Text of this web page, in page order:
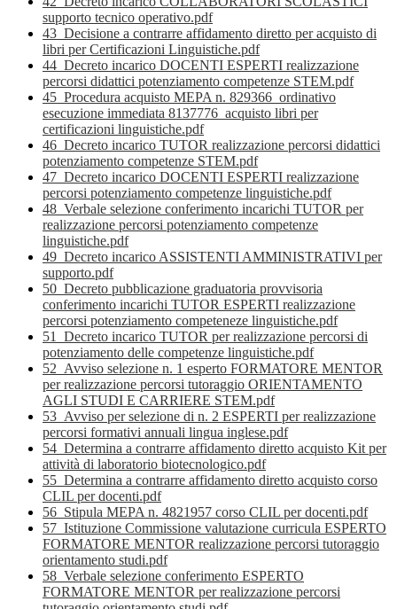
supporto tecnico operativo.pdf
43_Decisione a contrarre affidamento diretto per acquisto di
libri per Certificazioni Linguistiche.pdf
44_Decreto incarico DOCENTI ESPERTI realizzazione
percorsi didattici potenziamento competenze STEM.pdf
45_Procedura acquisto MEPA n. 829366_ordinativo
esecuzione immediata 8137776_acquisto libri per
certificazioni linguistiche.pdf
46_Decreto incarico TUTOR realizzazione percorsi didattici
potenziamento competenze STEM.pdf
47_Decreto incarico DOCENTI ESPERTI realizzazione
percorsi potenziamento competenze linguistiche.pdf
48_Verbale selezione conferimento incarichi TUTOR per
realizzazione percorsi potenziamento competenze
linguistiche.pdf
49_Decreto incarico ASSISTENTI AMMINISTRATIVI per
supporto.pdf
50_Decreto pubblicazione graduatoria provvisoria
conferimento incarichi TUTOR ESPERTI realizzazione
percorsi potenziamento competeneze linguistiche.pdf
51_Decreto incarico TUTOR per realizzazione percorsi di
potenziamento delle competenze linguistiche.pdf
52_Avviso selezione n. 1 esperto FORMATORE MENTOR
per realizzazione percorsi tutoraggio ORIENTAMENTO
AGLI STUDI E CARRIERE STEM.pdf
53_Avviso per selezione di n. 2 ESPERTI per realizzazione
percorsi formativi annuali lingua inglese.pdf
54_Determina a contrarre affidamento diretto acquisto Kit per
attività di laboratorio biotecnologico.pdf
55_Determina a contrarre affidamento diretto acquisto corso
CLIL per docenti.pdf
56_Stipula MEPA n. 4821957 corso CLIL per docenti.pdf
57_Istituzione Commissione valutazione curricula ESPERTO
FORMATORE MENTOR realizzazione percorsi tutoraggio
orientamento studi.pdf
58_Verbale selezione conferimento ESPERTO
FORMATORE MENTOR per realizzazione percorsi